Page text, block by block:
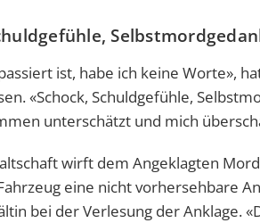
ist, habe ich keine Worte»,
«Schock, Schuldgefühle,
unterschätzt und mich
wirft dem Angeklagten
eine nicht vorhersehbare
bei der Verlesung der Anklage.